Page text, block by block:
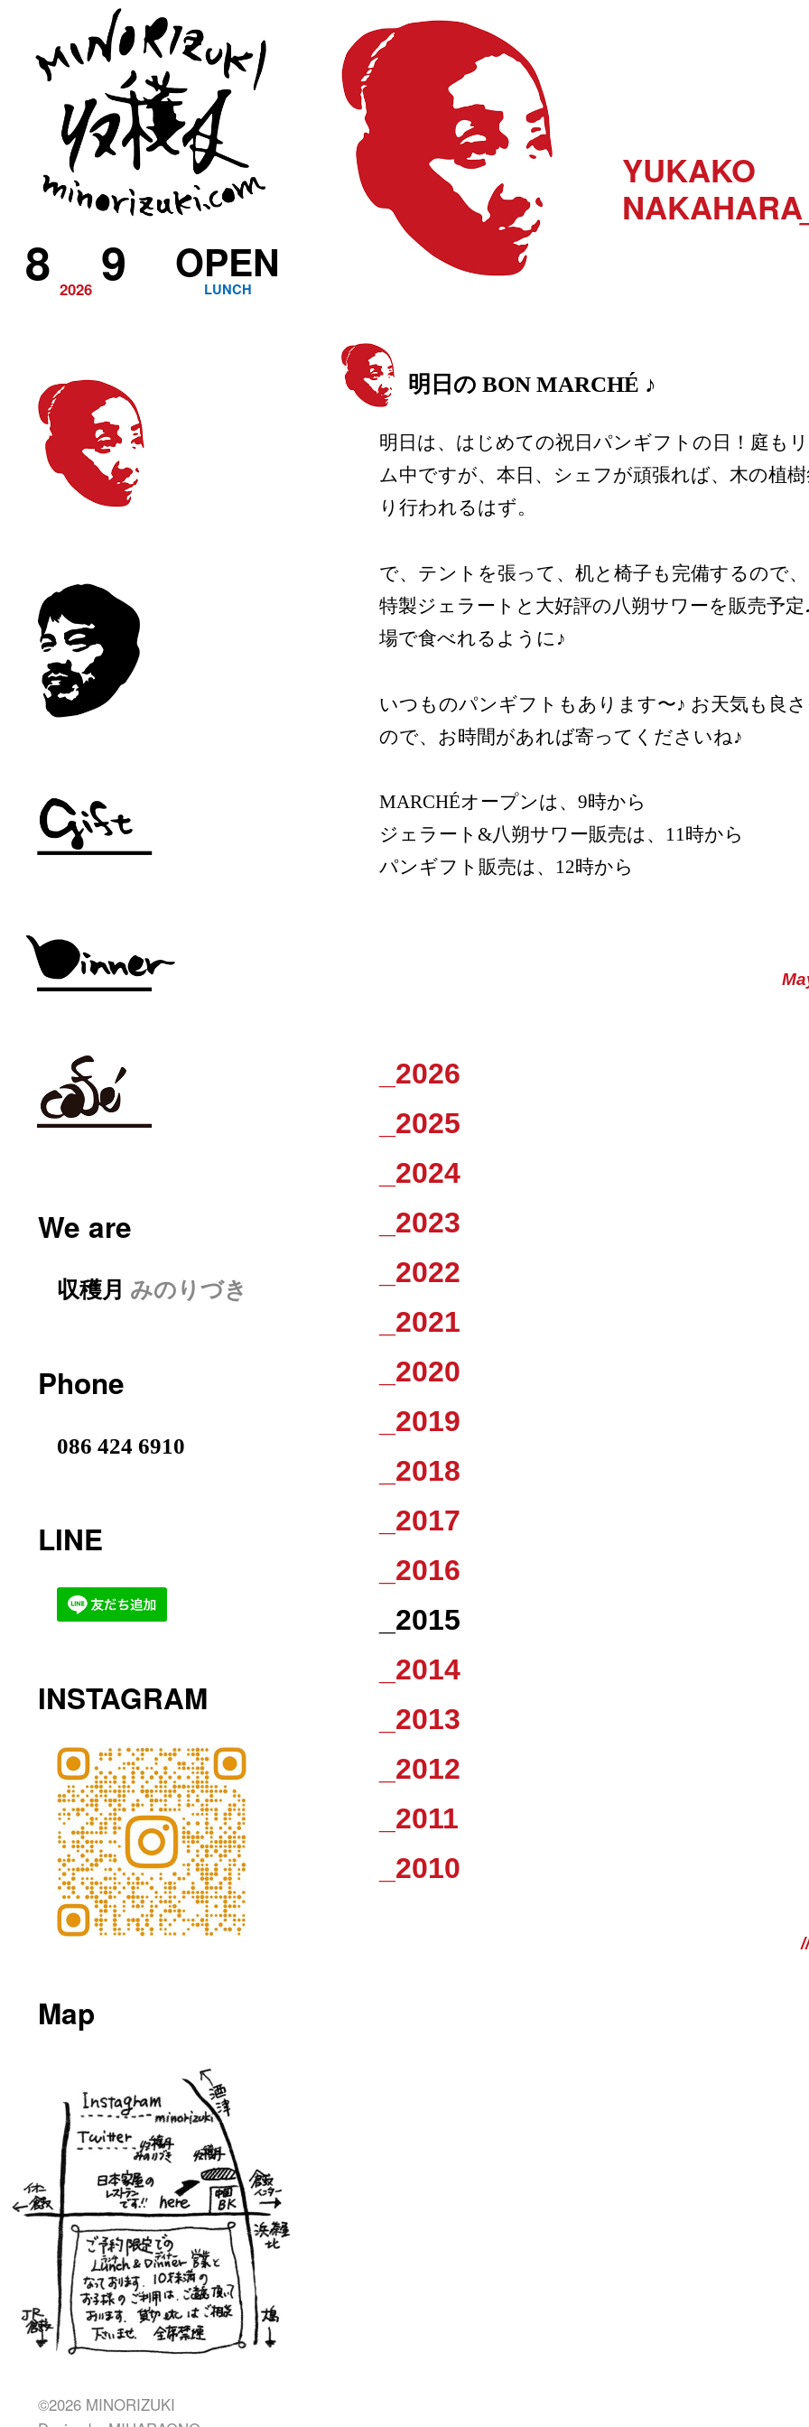
2026
8 9 LUNCH
OPEN
YUKAKO
NAKAHARA
明日の BON MARCHÉ ♪
明日は、はじめての祝日パンギフトの日！庭も
ム中ですが、本日、シェフが頑張れば、木の植
り行われるはず。
で、テントを張って、机と椅子も完備するので
特製ジェラートと大好評の八朔サワーを販売予定
場で食べれるように♪
いつものパンギフトもあります〜♪ お天気も良
ので、お時間があれば寄ってくださいね♪
MARCHÉオープンは、9時から
ジェラート&八朔サワー販売は、11時から
パンギフト販売は、12時から
_2026
_2025
_2024
_2023
_2022
_2021
_2020
_2019
_2018
_2017
_2016
_2015
_2014
_2013
_2012
_2011
_2010
We are
収穫月 みのりづき
Phone
086 424 6910
LINE
INSTAGRAM
Map
©2026 MINORIZUKI